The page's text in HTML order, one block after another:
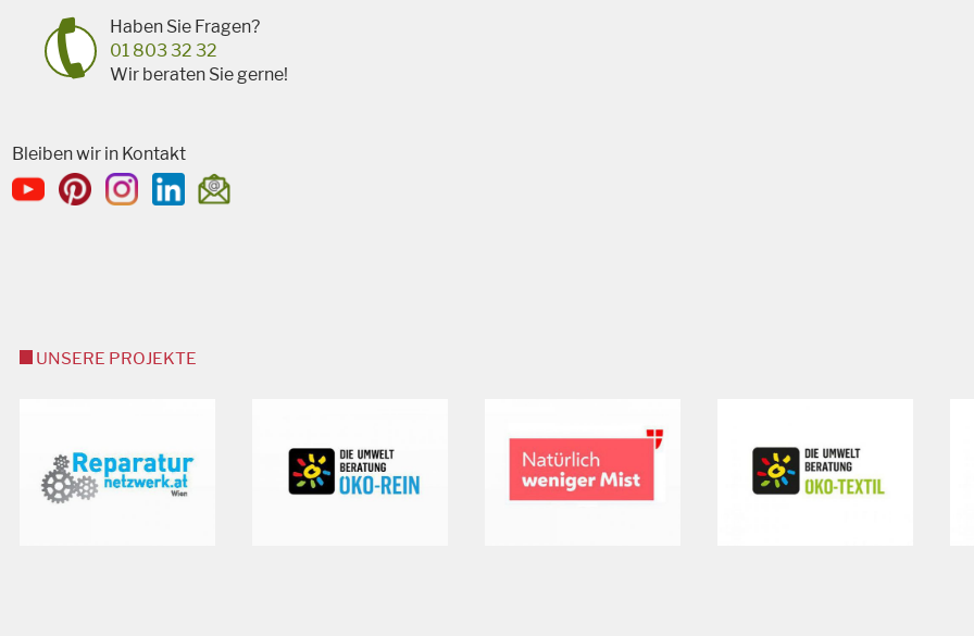
Haben Sie Fragen?
01 803 32 32
Wir beraten Sie gerne!
Bleiben wir in Kontakt
UNSERE PROJEKTE